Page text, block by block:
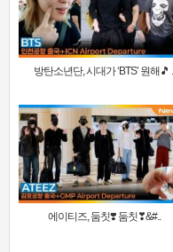
방탄소년단, 시대가 ‘BTS’ 원해🎵
에이티즈, 둠칫❣️ 둠칫❣&#..